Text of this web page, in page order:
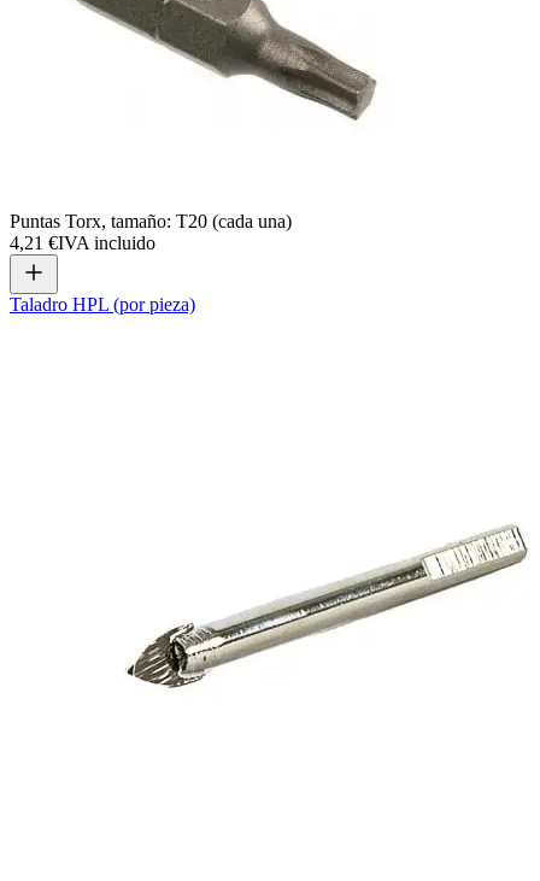
Puntas Torx, tamaño: T20 (cada una)
4,21 €IVA incluido
Taladro HPL (por pieza)